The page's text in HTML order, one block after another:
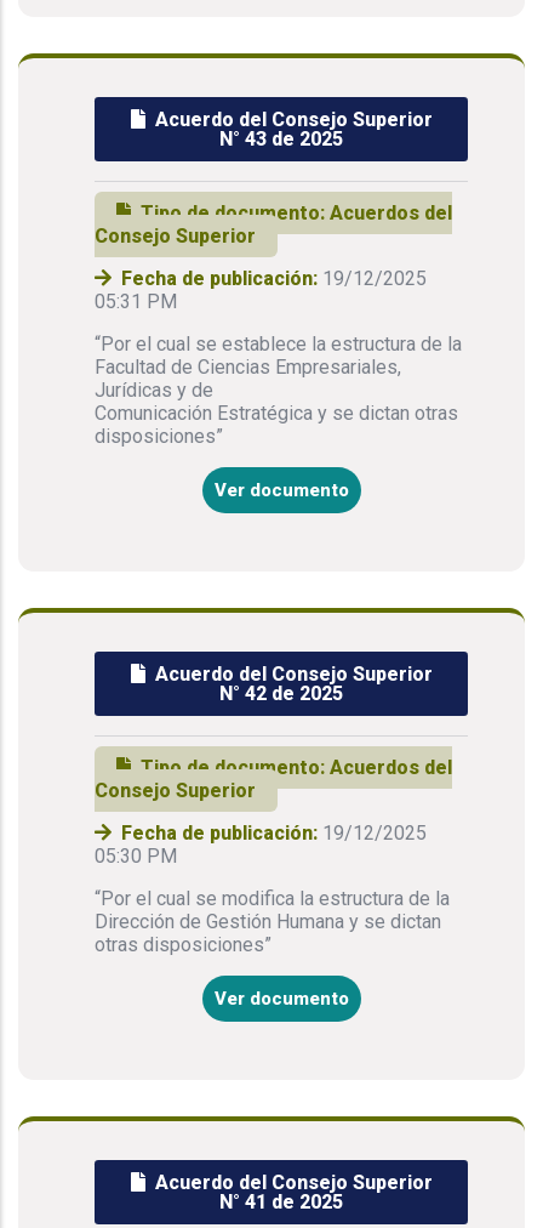
Acuerdo del Consejo Superior
N° 43 de 2025
Tipo de documento: Acuerdos del
Consejo Superior
Fecha de publicación: 19/12/2025
05:31 PM
“Por el cual se establece la estructura de la
Facultad de Ciencias Empresariales,
Jurídicas y de
Comunicación Estratégica y se dictan otras
disposiciones”
Ver documento
Acuerdo del Consejo Superior
N° 42 de 2025
Tipo de documento: Acuerdos del
Consejo Superior
Fecha de publicación: 19/12/2025
05:30 PM
“Por el cual se modifica la estructura de la
Dirección de Gestión Humana y se dictan
otras disposiciones”
Ver documento
Acuerdo del Consejo Superior
N° 41 de 2025